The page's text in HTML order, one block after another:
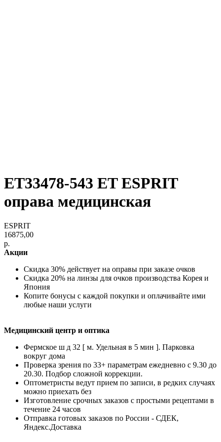
ET33478-543 ET ESPRIT
оправа медицинская
ESPRIT
16875,00
р.
Акции
Скидка 30% действует на оправы при заказе очков
Скидка 20% на линзы для очков производства Корея и
Япония
Копите бонусы с каждой покупки и оплачивайте ими
любые наши услуги
Медицинский центр и оптика
Фермское ш д 32 [ м. Удельная в 5 мин ]. Парковка
вокруг дома
Проверка зрения по 33+ параметрам ежедневно с 9.30 до
20.30. Подбор сложной коррекции.
Оптометристы ведут прием по записи, в редких случаях
можно приехать без
Изготовление срочных заказов с простыми рецептами в
течение 24 часов
Отправка готовых заказов по России - СДЕК,
Яндекс.Доставка